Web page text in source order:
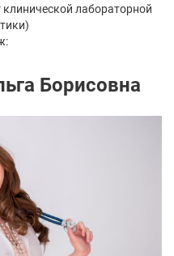
лабораторной
Борисовна